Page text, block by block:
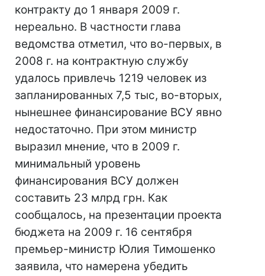
контракту до 1 января 2009 г.
нереально. В частности глава
ведомства отметил, что во-первых, в
2008 г. на контрактную службу
удалось привлечь 1219 человек из
запланированных 7,5 тыс, во-вторых,
нынешнее финансирование ВСУ явно
недостаточно. При этом министр
выразил мнение, что в 2009 г.
минимальный уровень
финансирования ВСУ должен
составить 23 млрд грн. Как
сообщалось, на презентации проекта
бюджета на 2009 г. 16 сентября
премьер-министр Юлия Тимошенко
заявила, что намерена убедить